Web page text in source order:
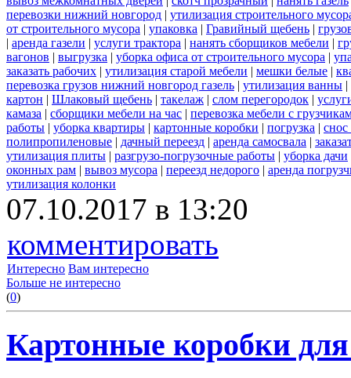
перевозки нижний новгород | утилизация строительного
от строительного мусора | упаковка | Гравийный щебень |
| аренда газели | услуги трактора | нанять сборщиков мебели |
вагонов | выгрузка | уборка офиса от строительного мусора |
заказать рабочих | утилизация старой мебели | мешки белые |
перевозка грузов нижний новгород газель | утилизация ванны |
картон | Шлаковый щебень | такелаж | слом перегородок |
камаза | сборщики мебели на час | перевозка мебели с
работы | уборка квартиры | картонные коробки | погрузка | снос
полипропиленовые | дачный переезд | аренда самосвала |
утилизация плиты | разгрузо-погрузочные работы | уборка дачи
оконных рам | вывоз мусора | переезд недорого | аренда
утилизация колонки
07.10.2017 в 13:20
комментировать
Интересно Вам интересно
Больше не интересно
(0)
Картонные коробки для